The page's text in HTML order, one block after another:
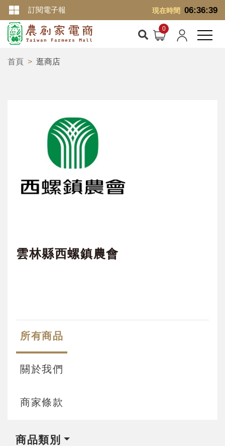
現在時間 06:36:39
訂閱電子報
首頁 逛商店
雲林縣西螺鎮農會
所有商品
關於我們
商家條款
商品類別